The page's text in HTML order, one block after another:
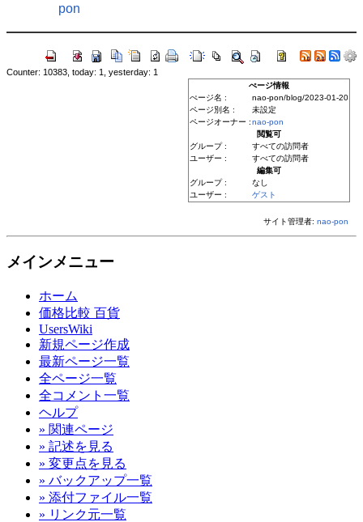
pon
ぺージ情報
ぺージ名 :
nao-pon/blog/2023-01-20
ページ別名 :
未設定
ページオーナー :nao-pon
閲覧可
グループ :
すべての訪問者
ユーザー :
すべての訪問者
編集可
グループ :
なし
ユーザー :
ゲスト
Counter: 10383, today: 1, yesterday: 1
サイト管理者: nao-pon
メインメニュー
ホーム
価格比較 百貨
UsersWiki
新規ページ作成
最新ページ一覧
全ページ一覧
全コメント一覧
ヘルプ
» 関連ページ
» 記述を見る
» 変更点を見る
» バックアップ一覧
» 添付ファイル一覧
» リンク元一覧